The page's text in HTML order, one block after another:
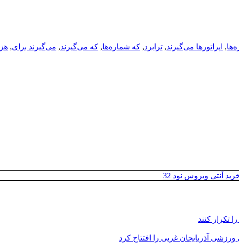
, اپراتورها می‌گیرند, ترابرد, که شماره‌ها, که می‌گیرند, می‌گیرند برای,
آنتی ویروس نود 32
تکرار کنند
آذربایجان غربی را افتتاح کرد